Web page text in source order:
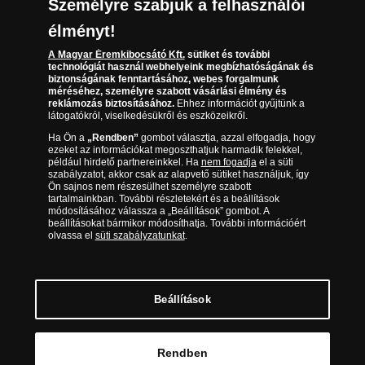
Kosárba tesz
Az érmék és érmek ára és értéke
Gyakran ismételt kérdések
Adatkezelés
(díjmentesen hívható hétfőtől csütörtökig 9.00 és 17.00
óra között, péntekenként 9.00 és 15.00 óra között)
Magyar Éremkibocsátó Kft. 1134 Budapest, Váci út 33. Cégjegyzékszám: 01-09-
Bláthy Ottó utca 3-5.) engedélyéhez kötött tevékenységet folytat. Kereskedelmi
Személyre szabjuk a felhasználói
élményt!
A Magyar Éremkibocsátó Kft.sütiket és további
technológiát használ webhelyeink megbízhatóságának és
biztonságának fenntartásához, webes forgalmunk
méréséhez, személyre szabott vásárlási élmény és
reklámozás biztosításához.Ehhez információt gyűjtünk a
látogatókról, viselkedésükről és eszközeikről.
Ha Ön a „Rendben”gombot választja, azzal elfogadja, hogy
ezeket az információkat megoszthatjuk harmadik felekkel,
például hirdető partnereinkkel. Ha nem fogadjael a süti
szabályzatot, akkor csak az alapvető sütiket használjuk, így
Ön sajnos nem részesülhet személyre szabott
tartalmainkban. További részletekért és a beállítások
módosításához válassza a „Beállítások” gombot. A
beállításokat bármikor módosíthatja. További információért
olvassa el süti szabályzatunkat.
Beállítások
Rendben